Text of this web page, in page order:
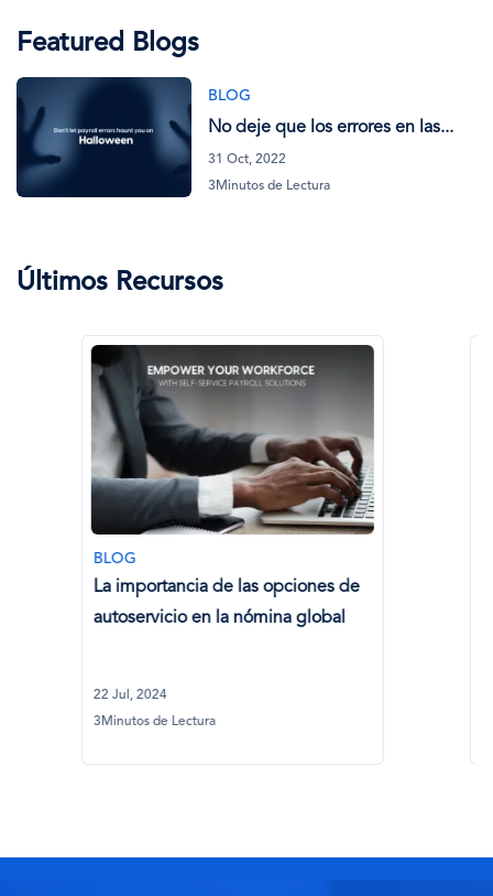
Featured Blogs
BLOG
No deje que los errores en las...
31 Oct, 2022
3Minutos de Lectura
Últimos Recursos
La importancia de las opciones de
autoservicio en la nómina global
22 Jul, 2024
3Minutos de Lectura